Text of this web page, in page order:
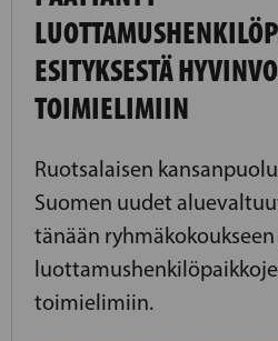
ESITYKSESTÄ
TOIMIELIMIIN
Ruotsalaisen
Suomen uudet
tänään
toimielimiin.